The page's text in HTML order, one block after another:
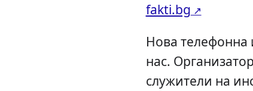
fakti.bg
Нова телефонна
нас.
служители на